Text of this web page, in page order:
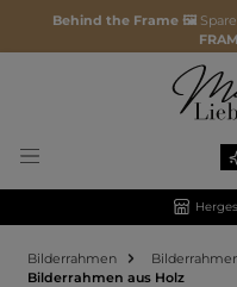
Behind the Frame 🖼️
Bilderrahmen
Bilderrahmen aus Holz